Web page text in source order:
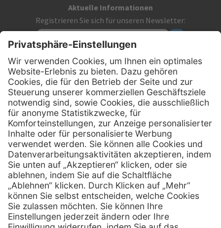
Aktuelle Informationen
Registrieren Sie sich für unseren Newsletter:
Kontakt
MediQuick Arzt- und Krankenhausbedarfshandel GmbH
Hans-Wunderlich-Straße 7
D-49078 Osnabrück
Telefon:0800 - 633 43 66
E-Mail: info @ mediquick.de
Services
Serviceversprechen
Sprechstundenbedarf
Hilfe
FAQs
Kontakt